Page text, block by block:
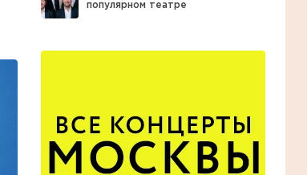
популярном театре